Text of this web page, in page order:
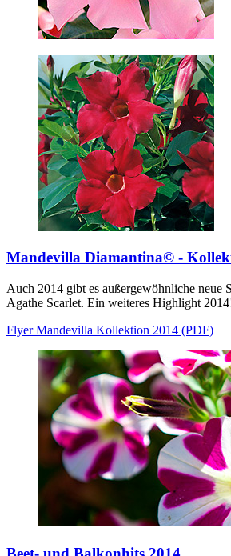
Mandevilla Diamantina© -
Auch 2014 gibt es außergewöhnliche
Agathe Scarlet. Ein weiteres Highlight
Flyer Mandevilla Kollektion 2014 (PDF)